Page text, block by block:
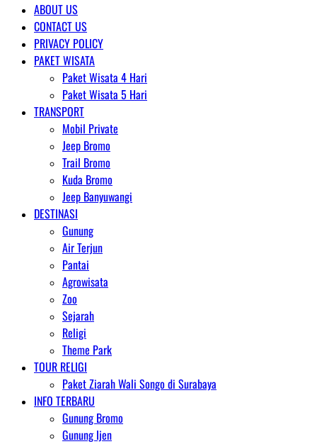
ABOUT US
CONTACT US
PRIVACY POLICY
PAKET WISATA
Paket Wisata 4 Hari
Paket Wisata 5 Hari
TRANSPORT
Mobil Private
Jeep Bromo
Trail Bromo
Kuda Bromo
Jeep Banyuwangi
DESTINASI
Gunung
Air Terjun
Pantai
Agrowisata
Zoo
Sejarah
Religi
Theme Park
TOUR RELIGI
Paket Ziarah Wali Songo di Surabaya
INFO TERBARU
Gunung Bromo
Gunung Ijen